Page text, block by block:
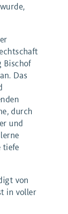
Bischof
Das
durch
und
tiefe
von
in voller